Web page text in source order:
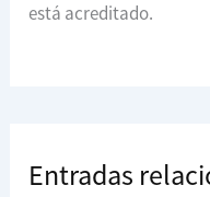
está acreditado.
Entradas